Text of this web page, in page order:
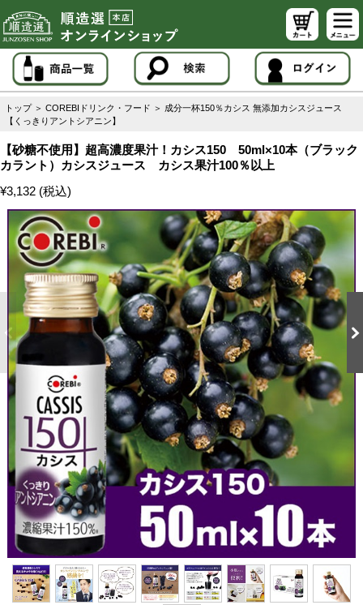
トップ ＞ COREBIドリンク・フード ＞ 成分一杯150％カシス 無添加カシスジュース
【くっきりアントシアニン】
【砂糖不使用】超高濃度果汁！カシス150 50ml×10本（ブラック
カラント）カシスジュース カシス果汁100％以上
¥3,132 (税込)